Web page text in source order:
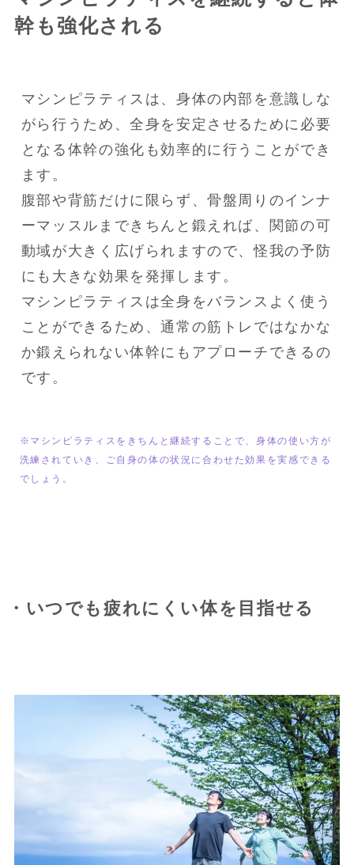
幹も強化される
マシンピラティスは、身体の内部を意識しな
がら行うため、全身を安定させるために必要
となる体幹の強化も効率的に行うことができ
ます。
腹部や背筋だけに限らず、骨盤周りのインナ
ーマッスルまできちんと鍛えれば、関節の可
動域が大きく広げられますので、怪我の予防
にも大きな効果を発揮します。
マシンピラティスは全身をバランスよく使う
ことができるため、通常の筋トレではなかな
か鍛えられない体幹にもアプローチできるの
です。
※マシンピラティスをきちんと継続することで、身体の使い方が
洗練されていき、ご自身の体の状況に合わせた効果を実感できる
でしょう。
・いつでも疲れにくい体を目指せる